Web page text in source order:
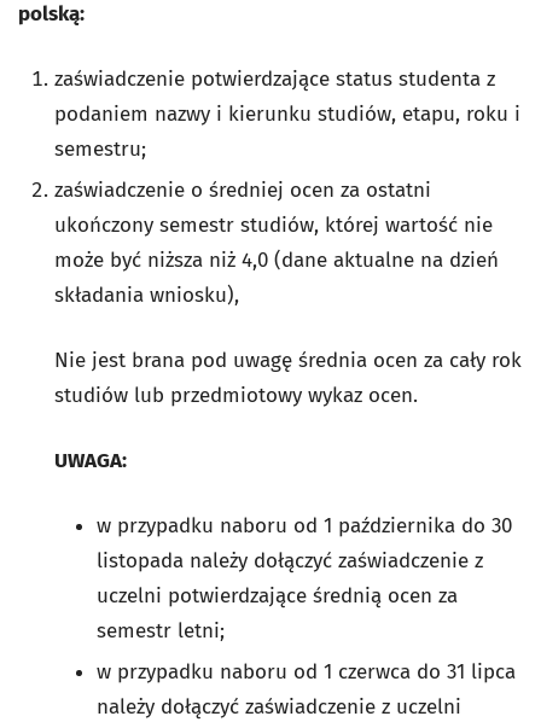
polską:
zaświadczenie potwierdzające status studenta z
podaniem nazwy i kierunku studiów, etapu, roku i
semestru;
zaświadczenie o średniej ocen za ostatni
ukończony semestr studiów, której wartość nie
może być niższa niż 4,0 (dane aktualne na dzień
składania wniosku),
Nie jest brana pod uwagę średnia ocen za cały rok
studiów lub przedmiotowy wykaz ocen.
UWAGA:
w przypadku naboru od 1 października do 30
listopada należy dołączyć zaświadczenie z
uczelni potwierdzające średnią ocen za
semestr letni;
w przypadku naboru od 1 czerwca do 31 lipca
należy dołączyć zaświadczenie z uczelni